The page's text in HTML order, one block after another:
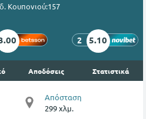
Κουπονιού:157
2 5.10
Αποδόσεις Στατιστικά
Απόσταση
299 χλμ.